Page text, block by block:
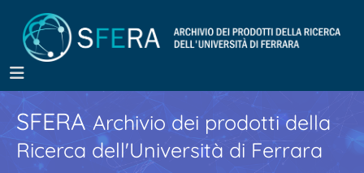
SFERA Archivio dei prodotti della
Ricerca dell'Università di Ferrara